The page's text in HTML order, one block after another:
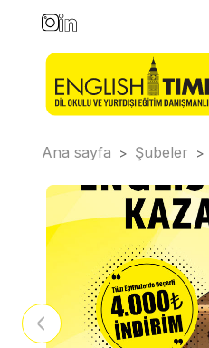
Ana sayfa > Şubeler >